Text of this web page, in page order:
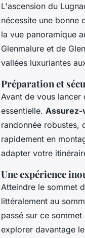
L'ascension du
nécessite une bonne
la vue panoramique
Glenmalure et de
vallées luxuriantes
Préparation et
Avant de vous lancer
essentielle. Assurez-
randonnée robustes,
rapidement en
adapter votre
Une expérience
Atteindre le sommet
littéralement au
passé sur ce
explorer davantage